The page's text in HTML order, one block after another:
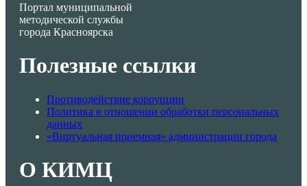
Портал муниципальной
методической службы
города Красноярска
Полезные ссылки
Противодействие коррупции
Политика в отношении обработки персональных
данных
«Виртуальная приемная» администрации города
О КИМЦ